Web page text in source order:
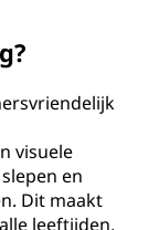
visuele
en
Dit maakt
leeftijden,